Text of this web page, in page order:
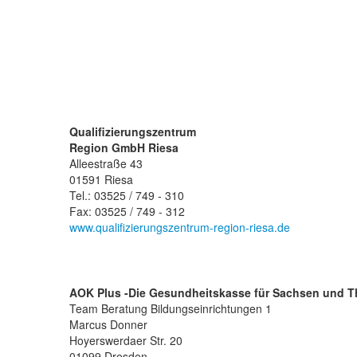
Qualifizierungszentrum
Region GmbH Riesa
Alleestraße 43
01591 Riesa
Tel.: 03525 / 749 - 310
Fax: 03525 / 749 - 312
www.qualifizierungszentrum-region-riesa.de
AOK Plus -Die Gesundheitskasse für Sachsen und
Team Beratung Bildungseinrichtungen 1
Marcus Donner
Hoyerswerdaer Str. 20